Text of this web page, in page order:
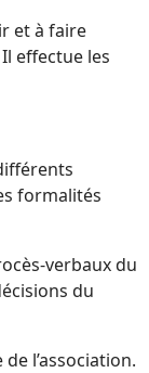
et à faire
effectue les
formalités
verbaux du
du
l’association.